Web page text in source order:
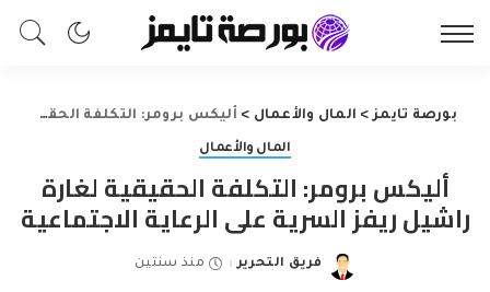
بورصة تايمز> المال والأعمال > أليكس برومر: التكلفة الحقيقية لغارة راشيل ريفز السرية على الرعاية الاجتماعية
المال والأعمال
أليكس برومر: التكلفة الحقيقية لغارة
راشيل ريفز السرية على الرعاية الاجتماعية
Posted
فريق التحرير منذ سنتين